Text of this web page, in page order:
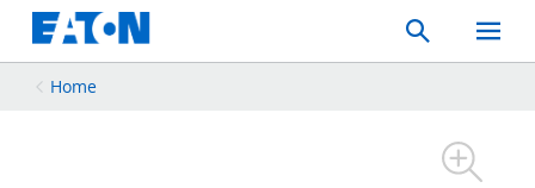
Search
Toggle
Mobile
Home